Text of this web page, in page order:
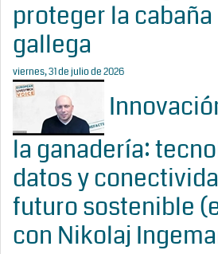
proteger la
gallega
viernes, 31 de julio de 2026
la ganadería:
datos y
futuro sostenible
con Nikolaj